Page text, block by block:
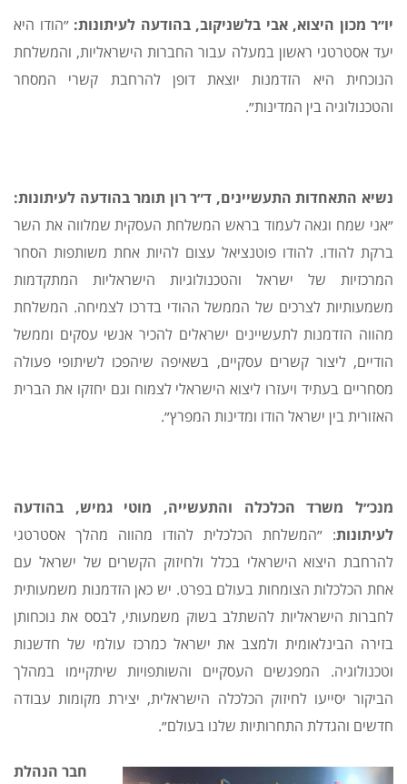
יו״ר מכון היצוא, אבי בלשניקוב, בהודעה לעיתונות:״הודו היא
יעד אסטרטגי ראשון במעלה עבור החברות הישראליות, והמשלחת
הנוכחית היא הזדמנות יוצאת דופן להרחבת קשרי המסחר
והטכנולוגיה בין המדינות״.
נשיא התאחדות התעשיינים, ד״ר רון תומר בהודעה לעיתונות:
״אני שמח וגאה לעמוד בראש המשלחת העסקית שמלווה את השר
ברקת להודו. להודו פוטנציאל עצום להיות אחת משותפות הסחר
המרכזיות של ישראל והטכנולוגיות הישראליות המתקדמות
משמעותיות לצרכים של הממשל ההודי בדרכו לצמיחה. המשלחת
מהווה הזדמנות לתעשיינים ישראלים להכיר אנשי עסקים וממשל
הודיים, ליצור קשרים עסקיים, בשאיפה שיהפכו לשיתופי פעולה
מסחריים בעתיד ויעזרו ליצוא הישראלי לצמוח וגם יחזקו את הברית
האזורית בין ישראל הודו ומדינות המפרץ״.
מנכ״ל משרד הכלכלה והתעשייה, מוטי גמיש, בהודעה
לעיתונות: ״המשלחת הכלכלית להודו מהווה מהלך אסטרטגי
להרחבת היצוא הישראלי בכלל ולחיזוק הקשרים של ישראל עם
אחת הכלכלות הצומחות בעולם בפרט. יש כאן הזדמנות משמעותית
לחברות הישראליות להשתלב בשוק משמעותי, לבסס את נוכחותן
בזירה הבינלאומית ולמצב את ישראל כמרכז עולמי של חדשנות
וטכנולוגיה. המפגשים העסקיים והשותפויות שיתקיימו במהלך
הביקור יסייעו לחיזוק הכלכלה הישראלית, יצירת מקומות עבודה
חדשים והגדלת התחרותיות שלנו בעולם״.
חבר הנהלת